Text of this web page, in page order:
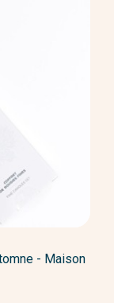
- Maison